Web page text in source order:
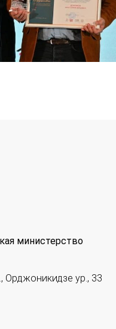
министерство
Орджоникидзе ур., 33